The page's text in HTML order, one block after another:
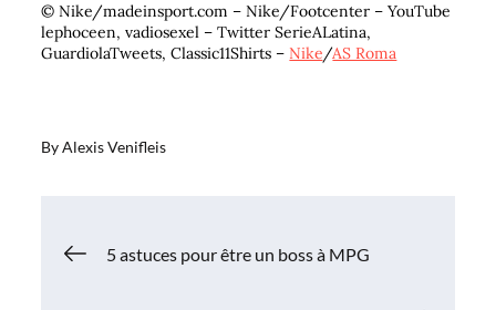
© Nike/madeinsport.com – Nike/Footcenter – YouTube
lephoceen, vadiosexel – Twitter SerieALatina,
GuardiolaTweets, Classic11Shirts –Nike/AS Roma
ByAlexis Venifleis
Navigation
5 astuces pour être un boss à MPG